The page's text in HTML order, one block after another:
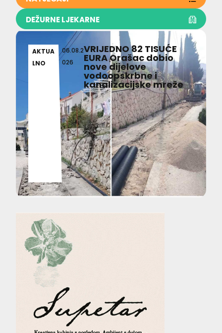
DEŽURNE LJEKARNE
AKTUA
LNO
06.08.2
026
VRIJEDNO 82 TISUĆE
EURA Orašac dobio
nove dijelove
vodoopskrbne i
kanalizacijske mreže